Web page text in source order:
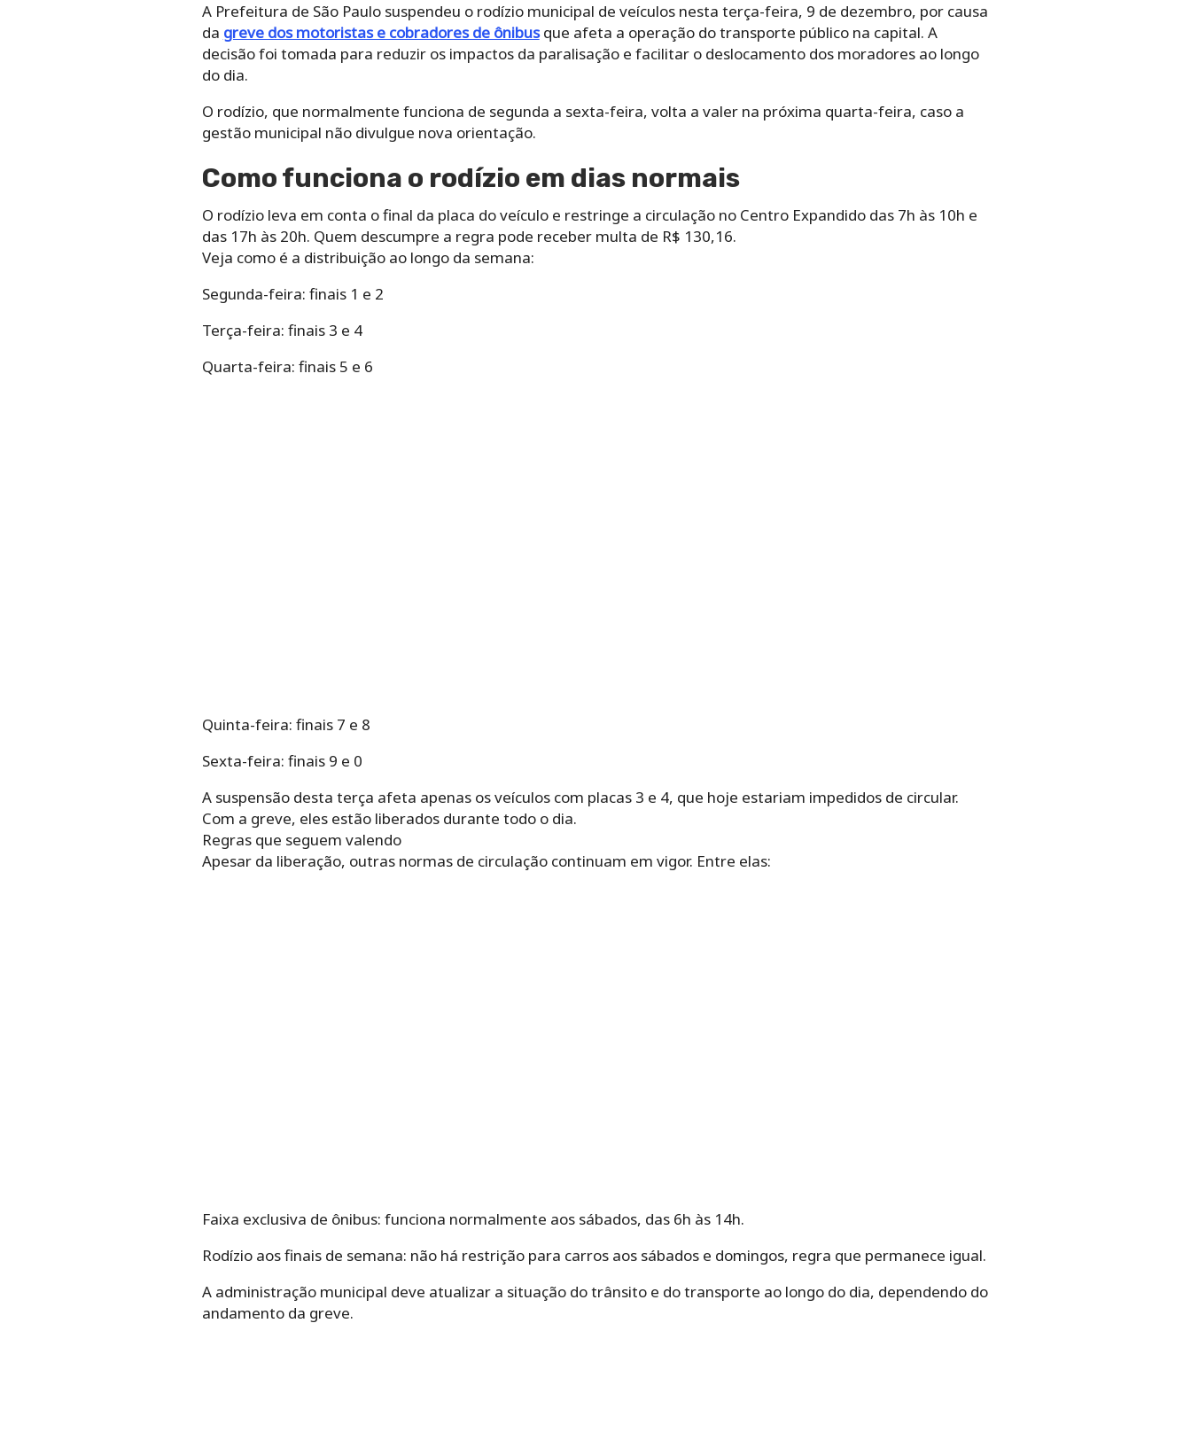
A Prefeitura de São Paulo suspendeu o rodízio municipal de veículos nesta terça-feira, 9 de dezembro, por causa
da greve dos motoristas e cobradores de ônibusque afeta a operação do transporte público na capital. A
decisão foi tomada para reduzir os impactos da paralisação e facilitar o deslocamento dos moradores ao longo
do dia.
O rodízio, que normalmente funciona de segunda a sexta-feira, volta a valer na próxima quarta-feira, caso a
gestão municipal não divulgue nova orientação.
Como funciona o rodízio em dias normais
O rodízio leva em conta o final da placa do veículo e restringe a circulação no Centro Expandido das 7h às 10h e
das 17h às 20h. Quem descumpre a regra pode receber multa de R$ 130,16.
Veja como é a distribuição ao longo da semana:
Segunda-feira: finais 1 e 2
Terça-feira: finais 3 e 4
Quarta-feira: finais 5 e 6
Quinta-feira: finais 7 e 8
Sexta-feira: finais 9 e 0
A suspensão desta terça afeta apenas os veículos com placas 3 e 4, que hoje estariam impedidos de circular.
Com a greve, eles estão liberados durante todo o dia.
Regras que seguem valendo
Apesar da liberação, outras normas de circulação continuam em vigor. Entre elas:
Faixa exclusiva de ônibus: funciona normalmente aos sábados, das 6h às 14h.
Rodízio aos finais de semana: não há restrição para carros aos sábados e domingos, regra que permanece igual.
A administração municipal deve atualizar a situação do trânsito e do transporte ao longo do dia, dependendo do
andamento da greve.